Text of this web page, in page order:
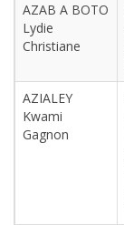
AZAB A BOTO
Lydie
Christiane
AZIALEY
Kwami
Gagnon